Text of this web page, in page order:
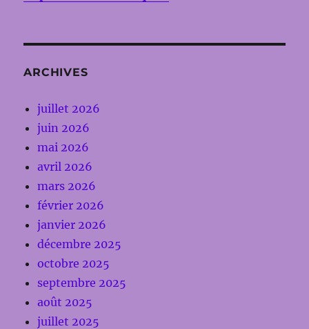
ARCHIVES
juillet 2026
juin 2026
mai 2026
avril 2026
mars 2026
février 2026
janvier 2026
décembre 2025
octobre 2025
septembre 2025
août 2025
juillet 2025